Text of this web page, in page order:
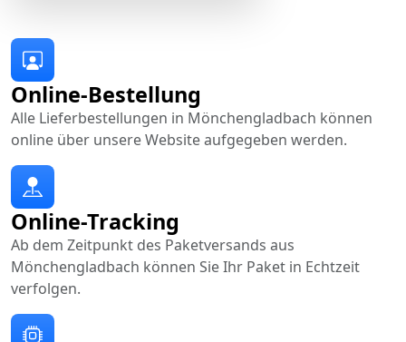
Online-Bestellung
Alle Lieferbestellungen in Mönchengladbach können
online über unsere Website aufgegeben werden.
Online-Tracking
Ab dem Zeitpunkt des Paketversands aus
Mönchengladbach können Sie Ihr Paket in Echtzeit
verfolgen.